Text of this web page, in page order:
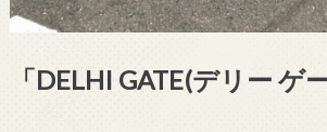
「DELHI GATE(デリー ゲ